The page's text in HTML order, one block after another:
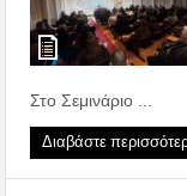
Στο Σεμινάριο ...
Διαβάστε